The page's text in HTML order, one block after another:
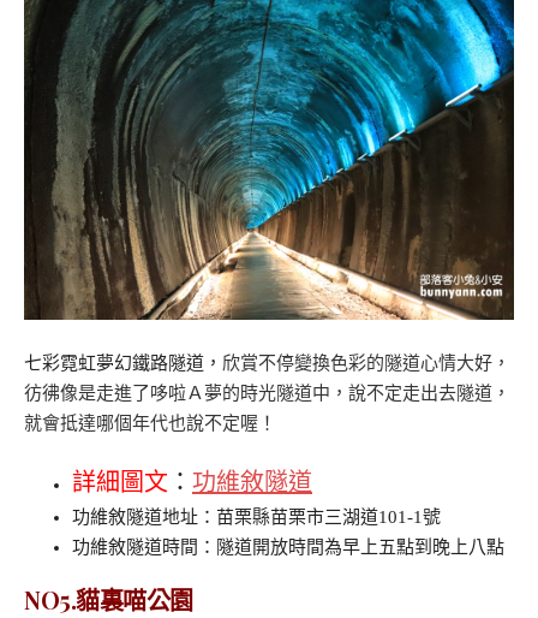
七彩霓虹夢幻鐵路隧道， 欣賞不停變換色彩的隧道心情大好，
彷彿像是走進了哆啦Ａ夢的時光隧道中， 說不定走出去隧道，
就會抵達哪個年代也說不定喔！
詳細圖文 ： 功維敘隧道
功維敘隧道地址：苗栗縣苗栗市三湖道101-1號
功維敘隧道時間：隧道開放時間為早上五點到晚上八點
NO5.貓裏喵公園